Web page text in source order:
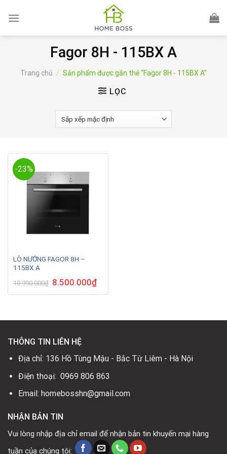
Fagor 8H - 115BX A
Trang chủ / Sản phẩm được gắn thẻ “Fagor 8H - 115BX A”
LỌC
-23%
LÒ NƯỚNG FAGOR 8H –
115BX A
10.990.000₫ Giá
gốc
là:
8.500.000₫Giá
hiện
tại
THÔNG TIN LIÊN HỆ
Địa chỉ: 136 Hồ Tùng Mậu - Bắc Từ Liêm - Hà Nội
Điện thoại: 0969 806 863
Email: homebosshn@gmail.com
NHẬN BẢN TIN
Vui lòng nhập địa chỉ email để nhận bản tin khuyến mại hàng
tuần của chúng tôi: